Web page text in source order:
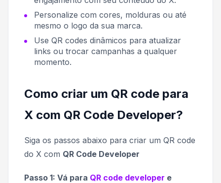
Personalize com cores, molduras ou até
mesmo o logo da sua marca.
Use QR codes dinâmicos para atualizar
links ou trocar campanhas a qualquer
momento.
Como criar um QR code para
X com QR Code Developer?
Siga os passos abaixo para criar um QR code
do X com QR Code Developer
Passo 1: Vá para QR code developer e